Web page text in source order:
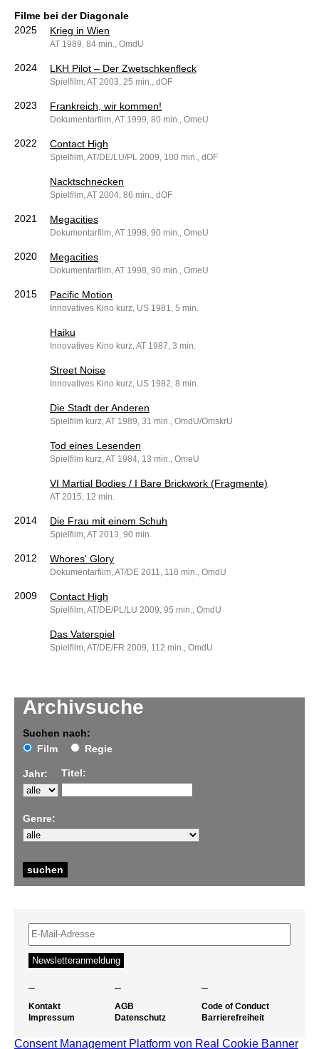
Archivsuche
Suchen nach:
Film
Regie
Jahr: Titel:
Genre:
Filme bei der Diagonale
2025
Krieg in Wien
AT 1989, 84 min., OmdU
2024 LKH Pilot – Der Zwetschkenfleck
Spielfilm, AT 2003, 25 min., dOF
2023 Frankreich, wir kommen!
Dokumentarfilm, AT 1999, 80 min., OmeU
2022 Contact High
Spielfilm, AT/DE/LU/PL 2009, 100 min., dOF
Nacktschnecken
Spielfilm, AT 2004, 86 min., dOF
2021 Megacities
Dokumentarfilm, AT 1998, 90 min., OmeU
2020 Megacities
Dokumentarfilm, AT 1998, 90 min., OmeU
2015 Pacific Motion
Innovatives Kino kurz, US 1981, 5 min.
Haiku
Innovatives Kino kurz, AT 1987, 3 min.
Street Noise
Innovatives Kino kurz, US 1982, 8 min.
Die Stadt der Anderen
Spielfilm kurz, AT 1989, 31 min., OmdU/OmskrU
Tod eines Lesenden
Spielfilm kurz, AT 1984, 13 min., OmeU
VI Martial Bodies / I Bare Brickwork (Fragmente)
AT 2015, 12 min.
2014 Die Frau mit einem Schuh
Spielfilm, AT 2013, 90 min.
2012 Whores' Glory
Dokumentarfilm, AT/DE 2011, 118 min., OmdU
2009 Contact High
Spielfilm, AT/DE/PL/LU 2009, 95 min., OmdU
Das Vaterspiel
Spielfilm, AT/DE/FR 2009, 112 min., OmdU
– – –
Kontakt
Impressum
AGB
Datenschutz
Code of Conduct
Barrierefreiheit
Consent Management Platform von Real Cookie Banner